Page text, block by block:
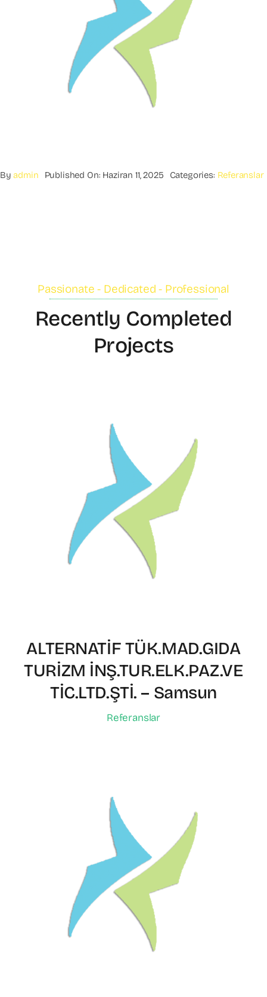
Byadmin Published On: Haziran 11, 2025 Categories: Referanslar
Passionate - Dedicated - Professional
Recently Completed
Projects
ALTERNATİF TÜK.MAD.GIDA
TURİZM İNŞ.TUR.ELK.PAZ.VE
TİC.LTD.ŞTİ. – Samsun
Referanslar